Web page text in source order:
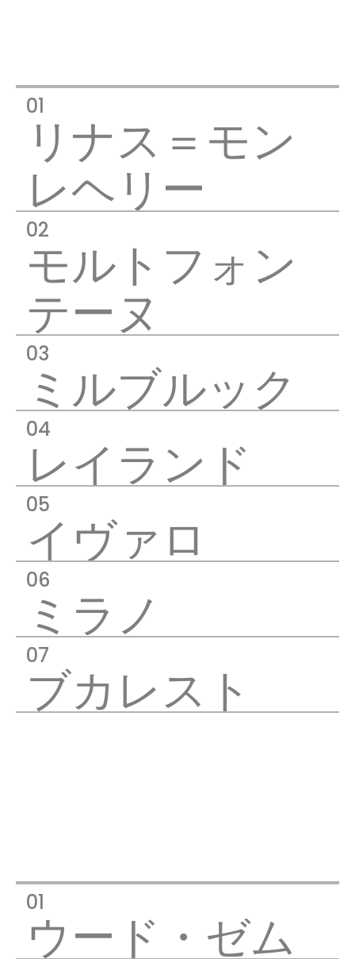
リナス＝モン
レヘリー
モルトフォン
テーヌ
ミルブルック
レイランド
イヴァロ
ミラノ
ブカレスト
ウード・ゼム